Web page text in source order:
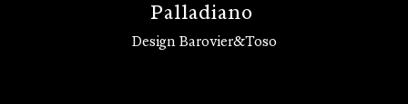
Palladiano
Design Barovier&Toso